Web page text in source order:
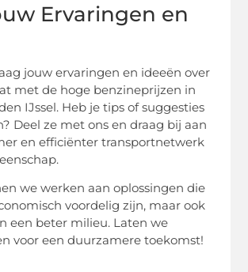
Ervaringen en
jouw ervaringen en ideeën over
met de hoge benzineprijzen in
IJssel. Heb je tips of suggesties
Deel ze met ons en draag bij aan
en efficiënter transportnetwerk
we werken aan oplossingen die
voordelig zijn, maar ook
een beter milieu. Laten we
voor een duurzamere toekomst!